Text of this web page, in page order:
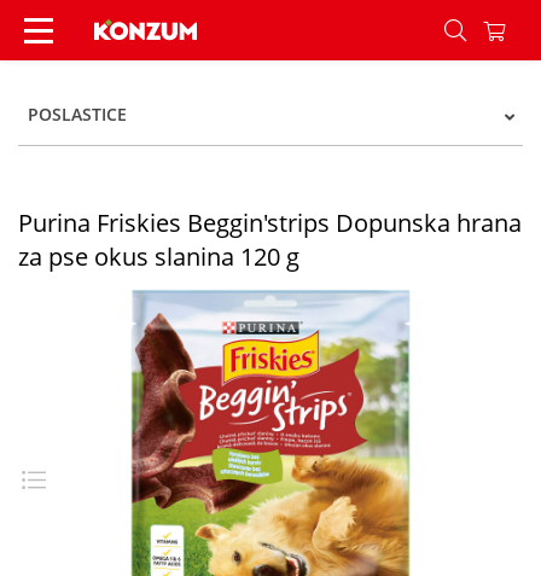
Purina Friskies Beggin'strips Dopunska hrana
POSLASTICE
Purina Friskies Beggin'strips Dopunska hrana
za pse okus slanina 120 g